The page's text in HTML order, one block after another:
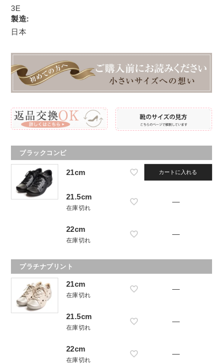
3E
製造:
日本
ブラックコンビ
21cm カートに入れる
21.5cm
在庫切れ
—
22cm
在庫切れ
—
プラチナプリント
21cm
在庫切れ
—
21.5cm
在庫切れ
—
22cm
在庫切れ
—